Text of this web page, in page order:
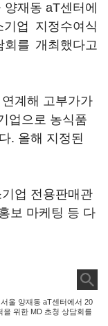
재동 aT센터에
업 지정수여식
를 개최했다고
계해 고부가가
업으로 농식품
. 올해 지정된
업 전용판매관
보 마케팅 등 다
울 양재동 aT센터에서 20
위한 MD 초청 상담회를